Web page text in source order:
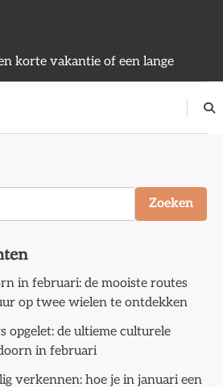
korte vakantie of een lange
Zoeken
in februari: de mooiste routes
op twee wielen te ontdekken
opgelet: de ultieme culturele
in februari
verkennen: hoe je in januari een